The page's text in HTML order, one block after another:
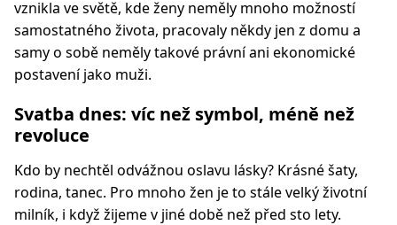
vznikla ve světě, kde ženy neměly mnoho možností
samostatného života, pracovaly někdy jen z domu a
samy o sobě neměly takové právní ani ekonomické
postavení jako muži.
Svatba dnes: víc než symbol, méně než
revoluce
Kdo by nechtěl odvážnou oslavu lásky? Krásné šaty,
rodina, tanec. Pro mnoho žen je to stále velký životní
milník, i když žijeme v jiné době než před sto lety.